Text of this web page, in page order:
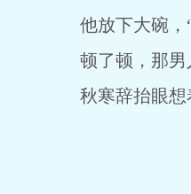
他放下大碗，“
顿了顿，那男人
秋寒辞抬眼想